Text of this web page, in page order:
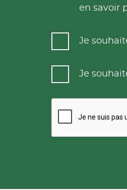
en savoir
Je
Je